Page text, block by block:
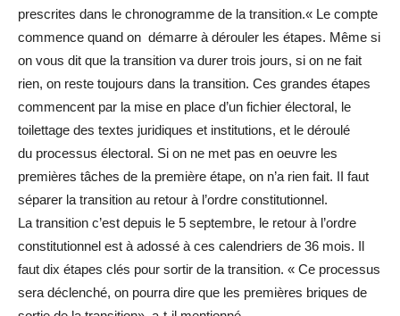
prescrites dans le chronogramme de la transition.« Le compte
commence quand on démarre à dérouler les étapes. Même si
on vous dit que la transition va durer trois jours, si on ne fait
rien, on reste toujours dans la transition. Ces grandes étapes
commencent par la mise en place d’un fichier électoral, le
toilettage des textes juridiques et institutions, et le déroulé
du processus électoral. Si on ne met pas en oeuvre les
premières tâches de la première étape, on n’a rien fait. II faut
séparer la transition au retour à l’ordre constitutionnel.
La transition c’est depuis le 5 septembre, le retour à l’ordre
constitutionnel est à adossé à ces calendriers de 36 mois. Il
faut dix étapes clés pour sortir de la transition. « Ce processus
sera déclenché, on pourra dire que les premières briques de